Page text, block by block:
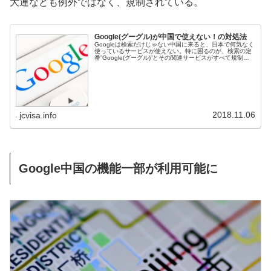
大連なども例外ではなく、規制されている。
Google(グーグル)が中国で使えない！の対処法
Googleは検索だけじゃない中国に来ると、日本で何気なく
使っているサービスが使えない。特に困るのが、検索の定
番”Google(グーグル)”とその関連サービスがすべて規制さ
jcvisa.info 2018.11.06
Google中国の機能一部が利用可能に